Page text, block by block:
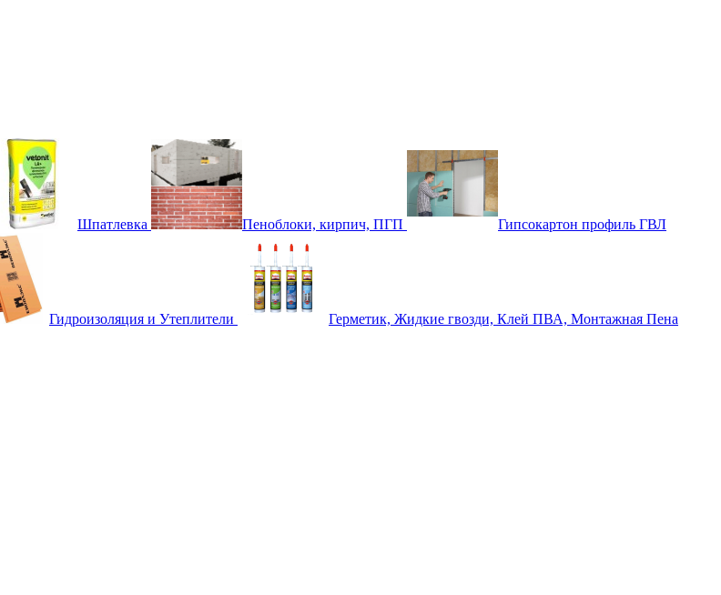
Шпатлевка Пеноблоки, кирпич, ПГП Гипсокартон профиль ГВЛ
Гидроизоляция и Утеплители Герметик, Жидкие гвозди, Клей ПВА, Монтажная Пена